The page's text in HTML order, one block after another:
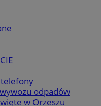
odpadów
w Orzeszu